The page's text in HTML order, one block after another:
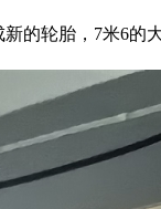
的轮胎，7米6的